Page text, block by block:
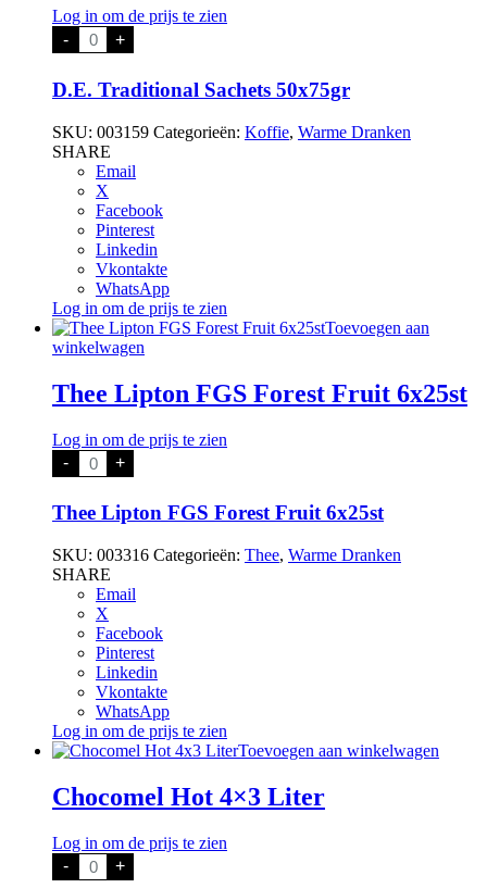
Log in om de prijs te zien
- D.E.
Traditional
50x75gr
aantal
+
D.E. Traditional Sachets 50x75gr
SKU: 003159 Categorieën: Koffie, Warme Dranken
SHARE
Email
X
Facebook
Pinterest
Linkedin
Vkontakte
WhatsApp
Log in om de prijs te zien
Toevoegen aan
winkelwagen
Thee Lipton FGS Forest Fruit 6x25st
Log in om de prijs te zien
- Thee
Lipton
Forest
Fruit
aantal
+
Thee Lipton FGS Forest Fruit 6x25st
SKU: 003316 Categorieën: Thee, Warme Dranken
SHARE
Email
X
Facebook
Pinterest
Linkedin
Vkontakte
WhatsApp
Log in om de prijs te zien
Toevoegen aan winkelwagen
Chocomel Hot 4×3 Liter
Log in om de prijs te zien
- Chocomel
Hot
+